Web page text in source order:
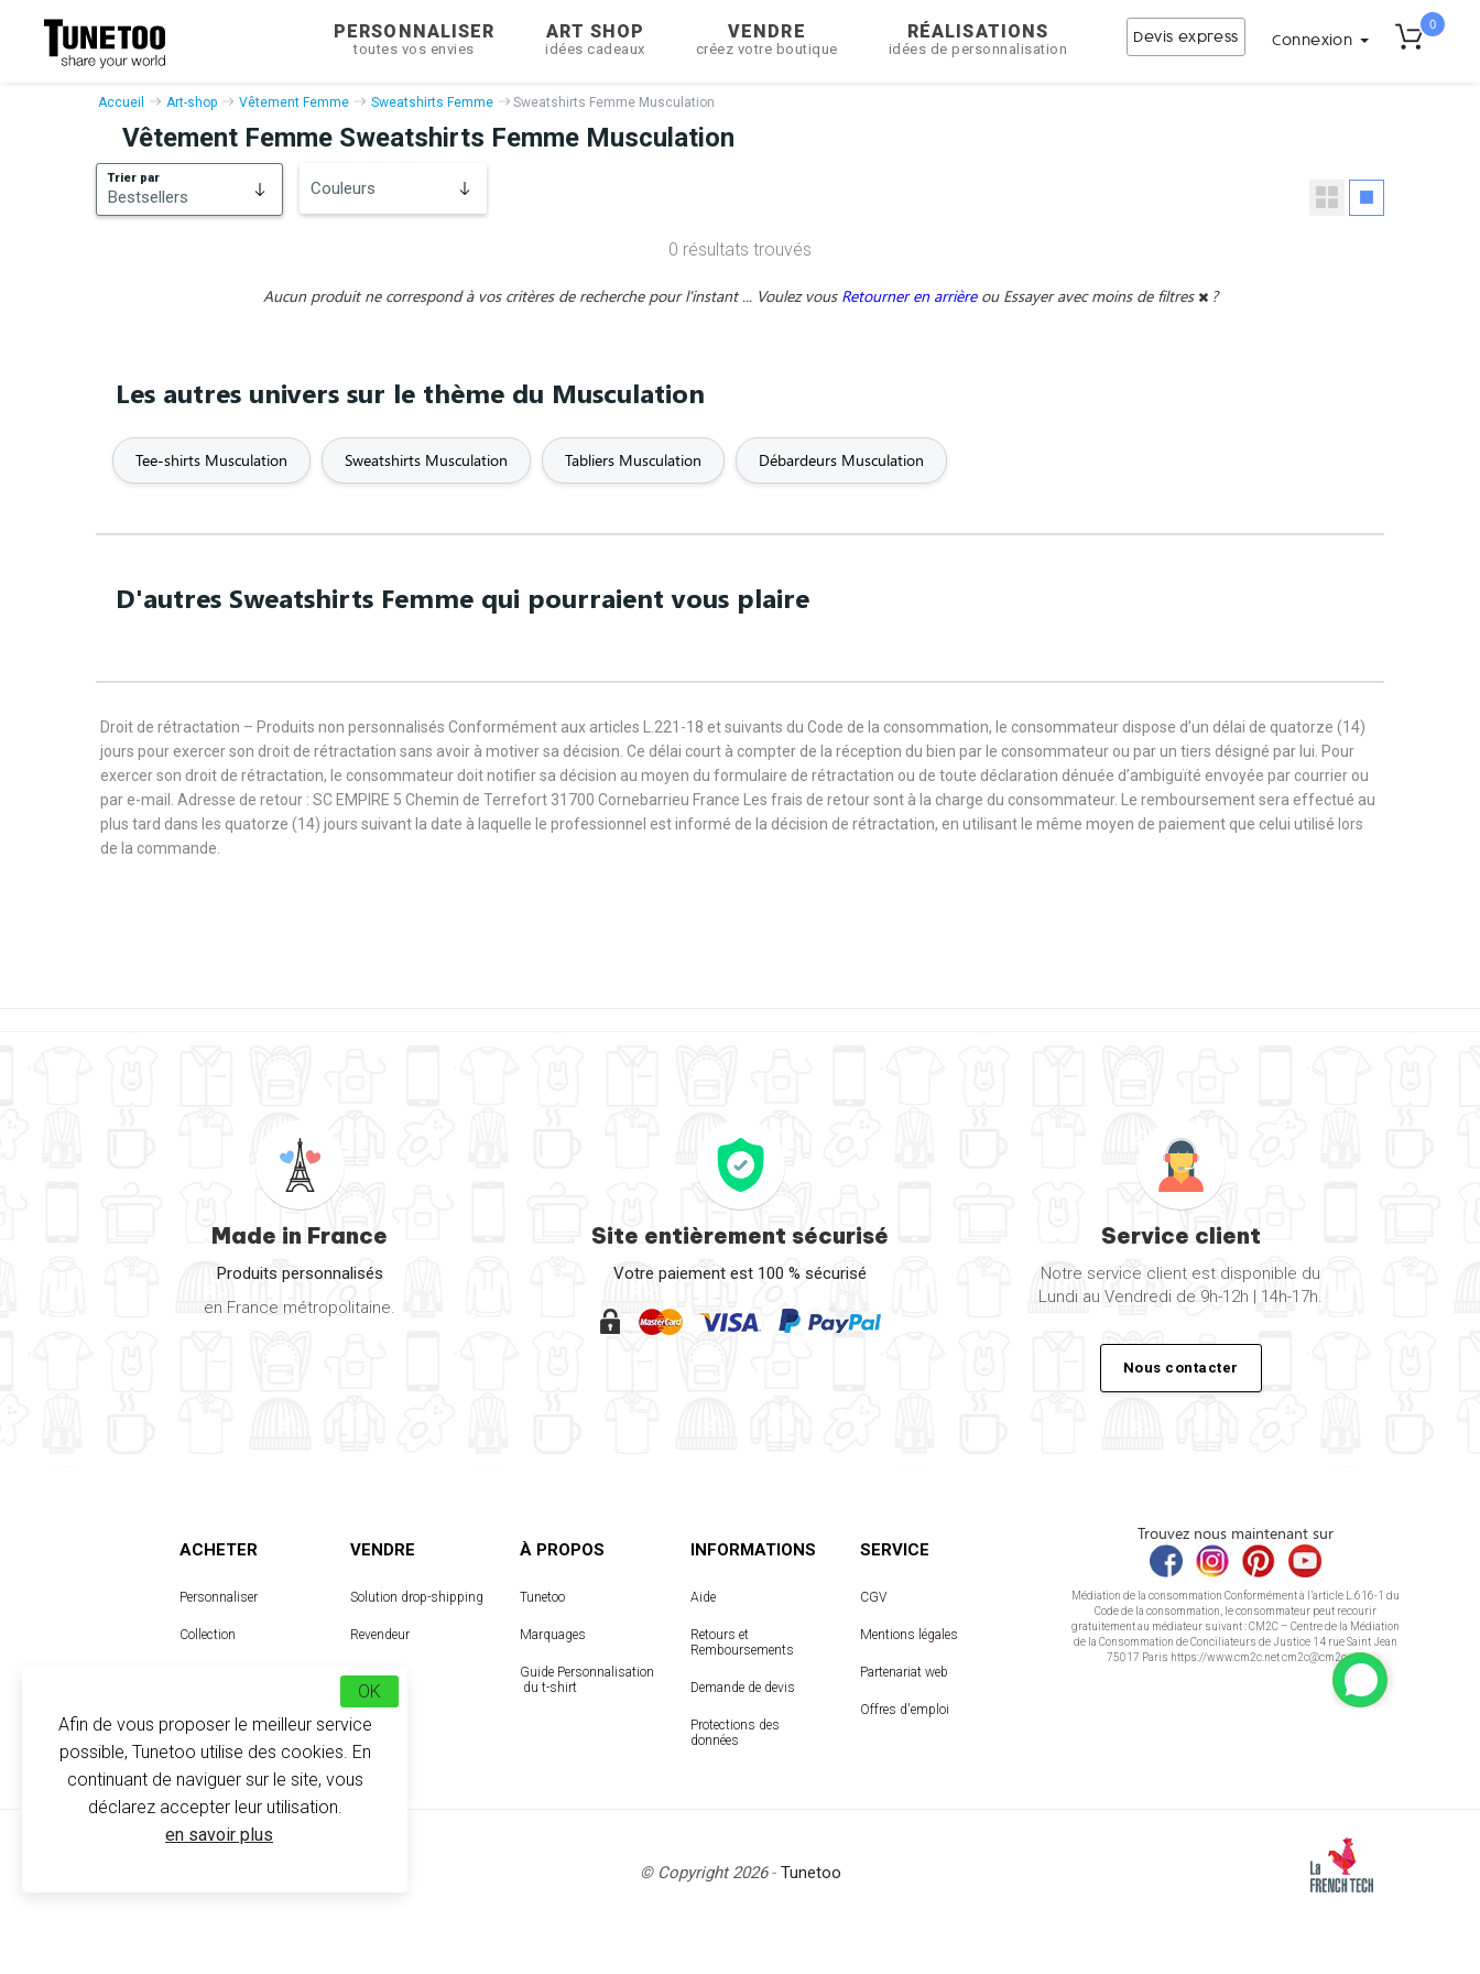
PERSONNALISER
toutes vos envies
ART SHOP
idées cadeaux
VENDRE
créez votre boutique
RÉALISATIONS
idées de personnalisation
Devis express Connexion
0
Accueil Art-shop Vêtement Femme Sweatshirts Femme Sweatshirts Femme Musculation
Vêtement Femme Sweatshirts Femme Musculation
Trier par
Bestsellers Couleurs
0 résultats trouvés
Aucun produit ne correspond à vos critères de recherche pour l'instant ... Voulez vous Retourner en arrière ou Essayer avec moins de filtres ?
Les autres univers sur le thème du Musculation
Tee-shirts Musculation Sweatshirts Musculation Tabliers Musculation Débardeurs Musculation
D'autres Sweatshirts Femme qui pourraient vous plaire
Droit de rétractation – Produits non personnalisés Conformément aux articles L.221-18 et suivants du Code de la consommation, le consommateur dispose d’un délai de quatorze (14)
jours pour exercer son droit de rétractation sans avoir à motiver sa décision. Ce délai court à compter de la réception du bien par le consommateur ou par un tiers désigné par lui. Pour
exercer son droit de rétractation, le consommateur doit notifier sa décision au moyen du formulaire de rétractation ou de toute déclaration dénuée d’ambiguïté envoyée par courrier ou
par e-mail. Adresse de retour : SC EMPIRE 5 Chemin de Terrefort 31700 Cornebarrieu France Les frais de retour sont à la charge du consommateur. Le remboursement sera effectué au
plus tard dans les quatorze (14) jours suivant la date à laquelle le professionnel est informé de la décision de rétractation, en utilisant le même moyen de paiement que celui utilisé lors
de la commande.
Made in France
Produits personnalisés
en France métropolitaine.
Site entièrement sécurisé
Votre paiement est 100 % sécurisé
Service client
Notre service client est disponible du
Lundi au Vendredi de 9h-12h | 14h-17h.
Nous contacter
ACHETER
Personnaliser
Collection
VENDRE
Solution drop-shipping
Revendeur
Designer
À PROPOS
Tunetoo
Marquages
Guide Personnalisation
du t-shirt
INFORMATIONS
Aide
Retours et
Remboursements
Demande de devis
Protections des
données
SERVICE
CGV
Mentions légales
Partenariat web
Offres d'emploi
Trouvez nous maintenant sur
Médiation de la consommation Conformément à l’article L.616-1 du
Code de la consommation, le consommateur peut recourir
gratuitement au médiateur suivant : CM2C – Centre de la Médiation
de la Consommation de Conciliateurs de Justice 14 rue Saint Jean
75017 Paris https://www.cm2c.net cm2c@cm2c.net
© Copyright 2026- Tunetoo
Afin de vous proposer le meilleur service
possible, Tunetoo utilise des cookies. En
continuant de naviguer sur le site, vous
déclarez accepter leur utilisation.
en savoir plus
OK